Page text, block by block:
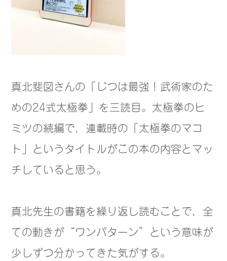
真北斐図さんの「じつは最強！武術家のた
めの24式太極拳」を三読目。太極拳のヒ
ミツの続編で、連載時の「太極拳のマコ
ト」というタイトルがこの本の内容とマッ
チしていると思う。
真北先生の書籍を繰り返し読むことで、全
ての動きが“ワンパターン”という意味が
少しずつ分かってきた気がする。